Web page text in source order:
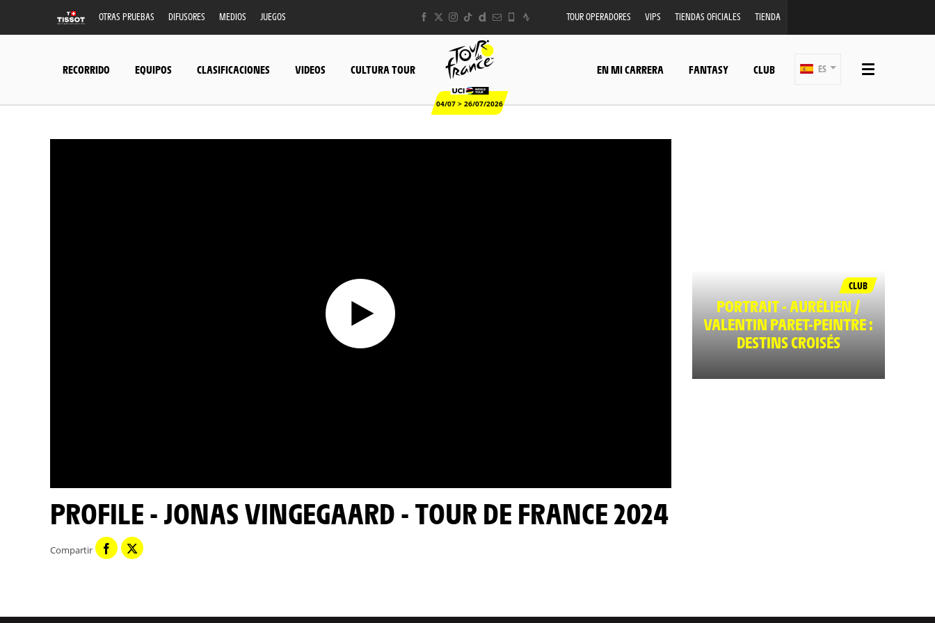
OTRAS PRUEBAS DIFUSORES MEDIOS JUEGOS TOUR OPERADORES VIPS TIENDAS OFICIALES TIENDA
RECORRIDO EQUIPOS CLASIFICACIONES VIDEOS CULTURA TOUR
04/07 > 26/07/2026
EN MI CARRERA FANTASY CLUB ES
PROFILE - JONAS VINGEGAARD - TOUR DE FRANCE 2024
Compartir
CLUB
PORTRAIT - AURÉLIEN /
VALENTIN PARET-PEINTRE :
DESTINS CROISÉS